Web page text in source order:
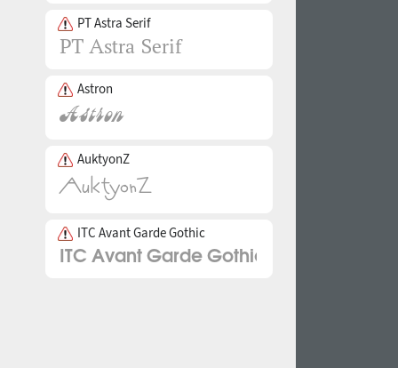
PT Astra Serif
Astron
AuktyonZ
ITC Avant Garde Gothic